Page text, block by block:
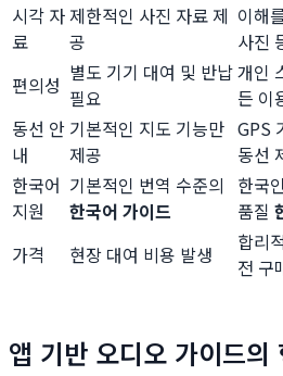
시각 자
료
제한적인 사진 자료 제
공
이해
사진
편의성 별도 기기 대여 및 반납
필요
개인
든 이
동선 안
내
기본적인 지도 기능만
제공
GPS
동선
한국어
지원
기본적인 번역 수준의
한국어 가이드
한국
품질
가격
현장 대여 비용 발생
합리
전 구
앱 기반 오디오 가이드의